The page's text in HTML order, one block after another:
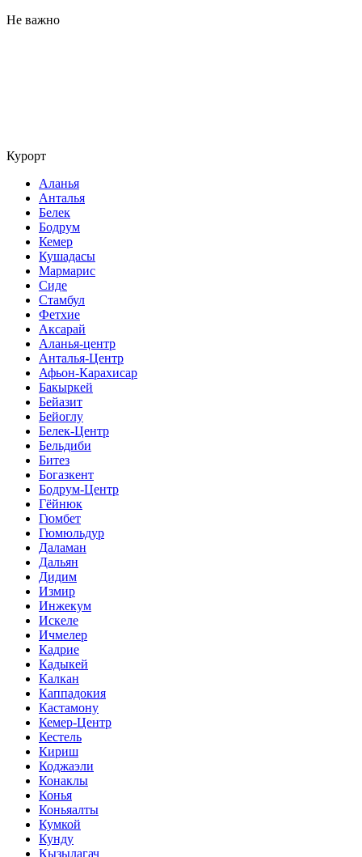
Не важно
Курорт
Аланья
Анталья
Белек
Бодрум
Кемер
Кушадасы
Мармарис
Сиде
Стамбул
Фетхие
Аксарай
Аланья-центр
Анталья-Центр
Афьон-Карахисар
Бакыркей
Бейазит
Бейоглу
Белек-Центр
Бельдиби
Битез
Богазкент
Бодрум-Центр
Гёйнюк
Гюмбет
Гюмюльдур
Даламан
Дальян
Дидим
Измир
Инжекум
Искеле
Ичмелер
Кадрие
Кадыкей
Калкан
Каппадокия
Кастамону
Кемер-Центр
Кестель
Кириш
Коджаэли
Конаклы
Конья
Коньяалты
Кумкой
Кунду
Кызылагач